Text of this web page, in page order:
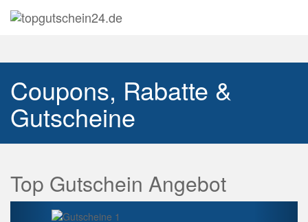
Coupons, Rabatte &
Gutscheine
Top Gutschein Angebot
Vorherige